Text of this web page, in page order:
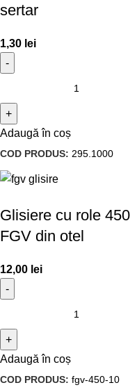
sertar
1,30 lei
Adaugă în coș
COD PRODUS: 295.1000
Glisiere cu role 450
FGV din otel
12,00 lei
Adaugă în coș
COD PRODUS: fgv-450-10